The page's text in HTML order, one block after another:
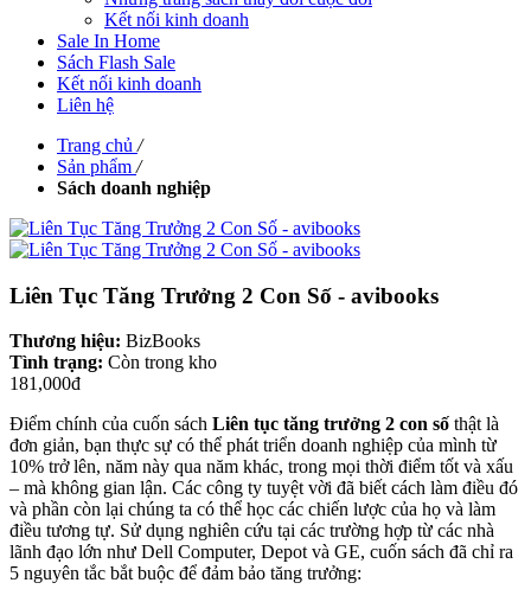
Kết nối kinh doanh
Sale In Home
Sách Flash Sale
Kết nối kinh doanh
Liên hệ
Trang chủ /
Sản phẩm /
Sách doanh nghiệp
Liên Tục Tăng Trưởng 2 Con Số - avibooks
Thương hiệu: BizBooks
Tình trạng: Còn trong kho
181,000đ
Điểm chính của cuốn sách Liên tục tăng trưởng 2 con số thật là
đơn giản, bạn thực sự có thể phát triển doanh nghiệp của mình từ
10% trở lên, năm này qua năm khác, trong mọi thời điểm tốt và xấu
– mà không gian lận. Các công ty tuyệt vời đã biết cách làm điều đó
và phần còn lại chúng ta có thể học các chiến lược của họ và làm
điều tương tự. Sử dụng nghiên cứu tại các trường hợp từ các nhà
lãnh đạo lớn như Dell Computer, Depot và GE, cuốn sách đã chỉ ra
5 nguyên tắc bắt buộc để đảm bảo tăng trưởng: